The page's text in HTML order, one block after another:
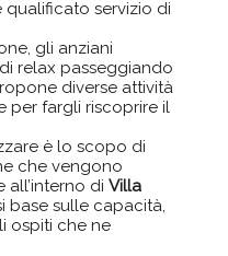
servizio di
gli anziani
relax passeggiando
diverse attività
per fargli riscoprire il
è lo scopo di
che vengono
all’interno diVilla
base sulle capacità,
ospiti che ne